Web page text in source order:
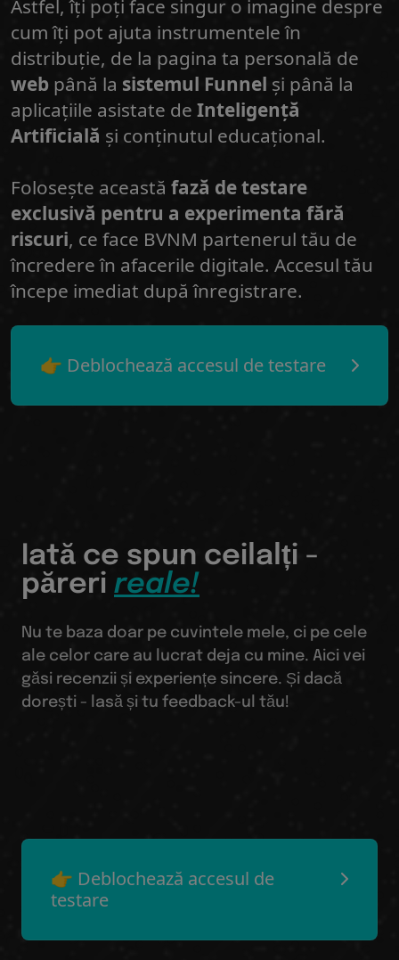
Astfel, îți poți face singur o imagine despre
cum îți pot ajuta instrumentele în
distribuție, de la pagina ta personală de
web până la sistemul Funnel și până la
aplicațiile asistate de Inteligență
Artificială și conținutul educațional.
Folosește această fază de testare
exclusivă pentru a experimenta fără
riscuri, ce face BVNM partenerul tău de
încredere în afacerile digitale. Accesul tău
începe imediat după înregistrare.
👉 Deblochează accesul de testare
Iată ce spun ceilalți -
păreri reale!
Nu te baza doar pe cuvintele mele, ci pe cele
ale celor care au lucrat deja cu mine. Aici vei
găsi recenzii și experiențe sincere. Și dacă
dorești - lasă și tu feedback-ul tău!
👉 Deblochează accesul de
testare